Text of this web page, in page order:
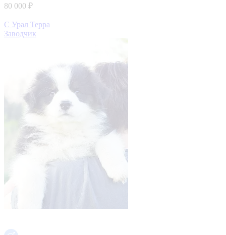
80 000 ₽
С Урал Терра
Заводчик